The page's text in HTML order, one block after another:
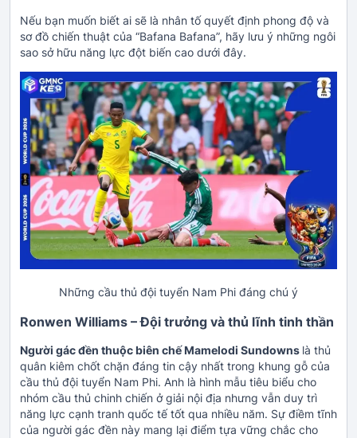
Nếu bạn muốn biết ai sẽ là nhân tố quyết định phong độ và
sơ đồ chiến thuật của “Bafana Bafana”, hãy lưu ý những ngôi
sao sở hữu năng lực đột biến cao dưới đây.
Những cầu thủ đội tuyển Nam Phi đáng chú ý
Ronwen Williams – Đội trưởng và thủ lĩnh tinh thần
Người gác đền thuộc biên chế Mamelodi Sundowns là thủ
quân kiêm chốt chặn đáng tin cậy nhất trong khung gỗ của
cầu thủ đội tuyển Nam Phi. Anh là hình mẫu tiêu biểu cho
nhóm cầu thủ chinh chiến ở giải nội địa nhưng vẫn duy trì
năng lực cạnh tranh quốc tế tốt qua nhiều năm. Sự điềm tĩnh
của người gác đền này mang lại điểm tựa vững chắc cho